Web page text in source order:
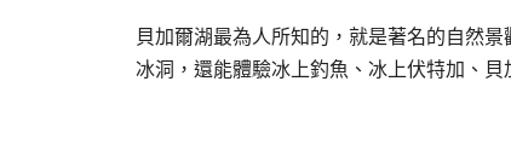
貝加爾湖最為人所知的，就是著名的自然
冰洞，還能體驗冰上釣魚、冰上伏特加、